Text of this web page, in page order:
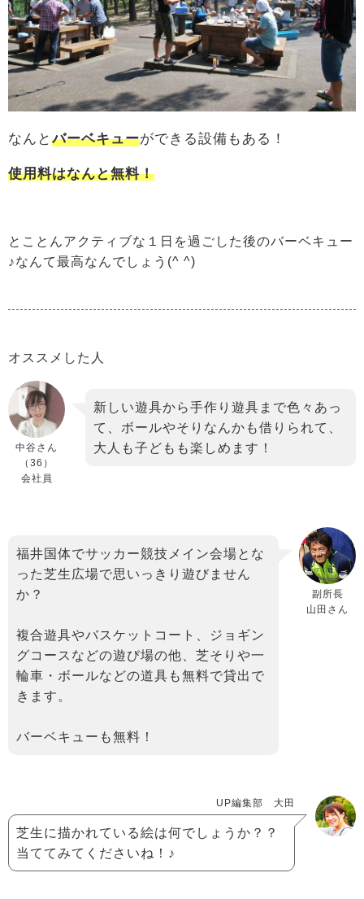
なんとバーベキューができる設備もある！
使用料はなんと無料！
とことんアクティブな１日を過ごした後のバーベキュー
♪なんて最高なんでしょう(^ ^)
オススメした人
中谷さん
（36）
会社員
新しい遊具から手作り遊具まで色々あっ
て、ボールやそりなんかも借りられて、
大人も子どもも楽しめます！
副所長
山田さん
福井国体でサッカー競技メイン会場とな
った芝生広場で思いっきり遊びません
か？
複合遊具やバスケットコート、ジョギン
グコースなどの遊び場の他、芝そりや一
輪車・ボールなどの道具も無料で貸出で
きます。
バーベキューも無料！
UP編集部 大田
芝生に描かれている絵は何でしょうか？？
当ててみてくださいね！♪